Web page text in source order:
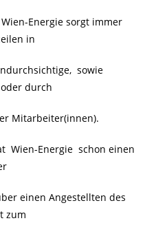
Energie sorgt immer
in
sowie
durch
Mitarbeiter(innen).
Wien-Energie schon einen
einen Angestellten des
zum